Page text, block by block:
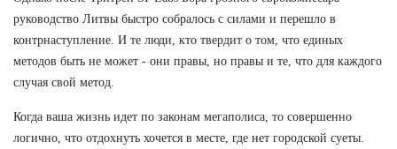
руководство Литвы быстро собралось с силами и перешло в
контрнаступление. И те люди, кто твердит о том, что единых
методов быть не может - они правы, но правы и те, что для каждого
случая свой метод.
Когда ваша жизнь идет по законам мегаполиса, то совершенно
логично, что отдохнуть хочется в месте, где нет городской суеты.